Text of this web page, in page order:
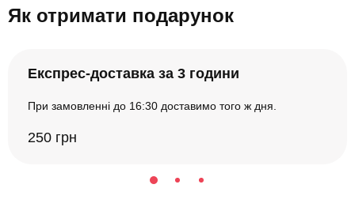
Як отримати подарунок
Експрес-доставка за 3 години
При замовленні до 16:30 доставимо того ж дня.
250 грн